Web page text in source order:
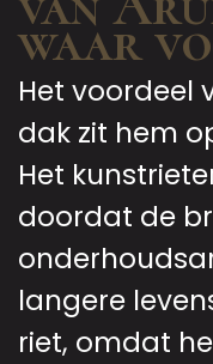
waar
Het voordeel
dak zit hem
Het
doordat de
langere
riet, omdat